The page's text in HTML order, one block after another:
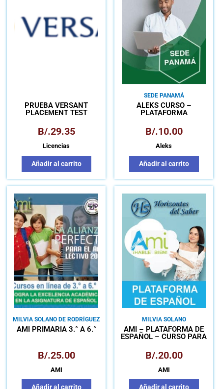
PRUEBA VERSANT
PLACEMENT TEST
B/.29.35
Licencias
Añadir al carrito
SEDE PANAMÁ
ALEKS CURSO –
PLATAFORMA
APRENDIZAJE AUTÓNOMO
B/.10.00
Aleks
Añadir al carrito
MILVIA SOLANO DE RODRÍGUEZ
AMI PRIMARIA 3.° A 6.°
B/.25.00
AMI
Añadir al carrito
MILVIA SOLANO
AMI – PLATAFORMA DE
ESPAÑOL – CURSO PARA
SEMESTRE UTP
B/.20.00
AMI
Añadir al carrito